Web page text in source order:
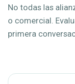
No todas las
o comercial.
primera